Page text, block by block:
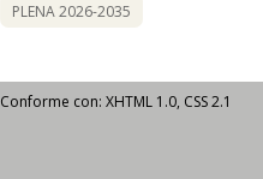
PLENA 2026-2035
Conforme con: XHTML 1.0, CSS 2.1